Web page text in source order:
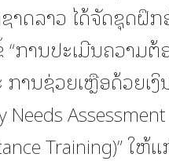
າດລາວ ໄດ້ຈັດຊຸດຝຶ
ການປະເມີນຄວາມຕ້
ການຊ່ວຍເຫຼືອດ້ວຍເງິ
Needs
Training)” ໃຫ້